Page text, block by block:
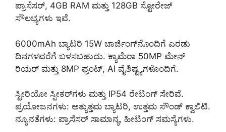
ಪ್ರಾಸೆಸರ್, 4GB RAM ಮತ್ತು 128GB ಸ್ಟೋರೇಜ್
ಸೌಲಭ್ಯಗಳು ಇವೆ.
6000mAh ಬ್ಯಾಟರಿ 15W ಚಾರ್ಜಿಂಗ್‌ನೊಂದಿಗೆ ಎರಡು
ದಿನಗಳವರೆಗೆ ಬಳಸಬಹುದು. ಕ್ಯಾಮೆರಾ 50MP ಮೇನ್
ರಿಯರ್ ಮತ್ತು 8MP ಫ್ರಂಟ್, AI ವೈಶಿಷ್ಟ್ಯಗಳೊಂದಿಗೆ.
ಸ್ಟೀರಿಯೋ ಸ್ಪೀಕರ್‌ಗಳು ಮತ್ತು IP54 ರೇಟಿಂಗ್ ಸೇರಿವೆ.
ಪ್ರಯೋಜನಗಳು: ಅತ್ಯುತ್ತಮ ಬ್ಯಾಟರಿ, ಉತ್ತಮ ಸೌಂಡ್ ಕ್ವಾಲಿಟಿ.
ನ್ಯೂನತೆಗಳು: ಪ್ರಾಸೆಸರ್ ಸಾಮಾನ್ಯ, ಹೀಟಿಂಗ್ ಸಮಸ್ಯೆಗಳು.